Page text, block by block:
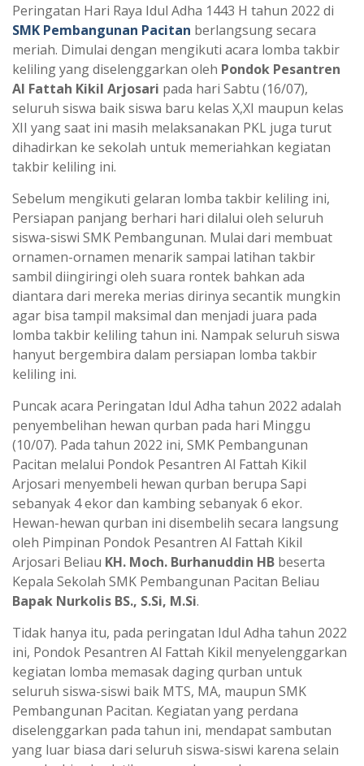
Peringatan Hari Raya Idul Adha 1443 H tahun 2022 di
SMK Pembangunan Pacitan berlangsung secara
meriah. Dimulai dengan mengikuti acara lomba takbir
keliling yang diselenggarkan oleh Pondok Pesantren
Al Fattah Kikil Arjosari pada hari Sabtu (16/07),
seluruh siswa baik siswa baru kelas X,XI maupun kelas
XII yang saat ini masih melaksanakan PKL juga turut
dihadirkan ke sekolah untuk memeriahkan kegiatan
takbir keliling ini.
Sebelum mengikuti gelaran lomba takbir keliling ini,
Persiapan panjang berhari hari dilalui oleh seluruh
siswa-siswi SMK Pembangunan. Mulai dari membuat
ornamen-ornamen menarik sampai latihan takbir
sambil diingiringi oleh suara rontek bahkan ada
diantara dari mereka merias dirinya secantik mungkin
agar bisa tampil maksimal dan menjadi juara pada
lomba takbir keliling tahun ini. Nampak seluruh siswa
hanyut bergembira dalam persiapan lomba takbir
keliling ini.
Puncak acara Peringatan Idul Adha tahun 2022 adalah
penyembelihan hewan qurban pada hari Minggu
(10/07). Pada tahun 2022 ini, SMK Pembangunan
Pacitan melalui Pondok Pesantren Al Fattah Kikil
Arjosari menyembeli hewan qurban berupa Sapi
sebanyak 4 ekor dan kambing sebanyak 6 ekor.
Hewan-hewan qurban ini disembelih secara langsung
oleh Pimpinan Pondok Pesantren Al Fattah Kikil
Arjosari Beliau KH. Moch. Burhanuddin HB beserta
Kepala Sekolah SMK Pembangunan Pacitan Beliau
Bapak Nurkolis BS., S.Si, M.Si.
Tidak hanya itu, pada peringatan Idul Adha tahun 2022
ini, Pondok Pesantren Al Fattah Kikil menyelenggarkan
kegiatan lomba memasak daging qurban untuk
seluruh siswa-siswi baik MTS, MA, maupun SMK
Pembangunan Pacitan. Kegiatan yang perdana
diselenggarkan pada tahun ini, mendapat sambutan
yang luar biasa dari seluruh siswa-siswi karena selain